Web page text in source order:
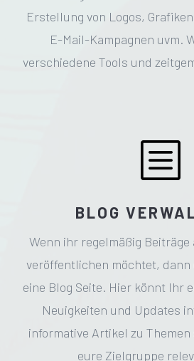
Erstellung von Logos,
E-Mail-Kampagnen uvm.
verschiedene Tools und
b
BLOG
Wenn ihr regelmäßig
veröffentlichen möchtet,
eine Blog Seite. Hier könnt Ihr
Neuigkeiten und Updates
informative Artikel zu
eure Zielgruppe